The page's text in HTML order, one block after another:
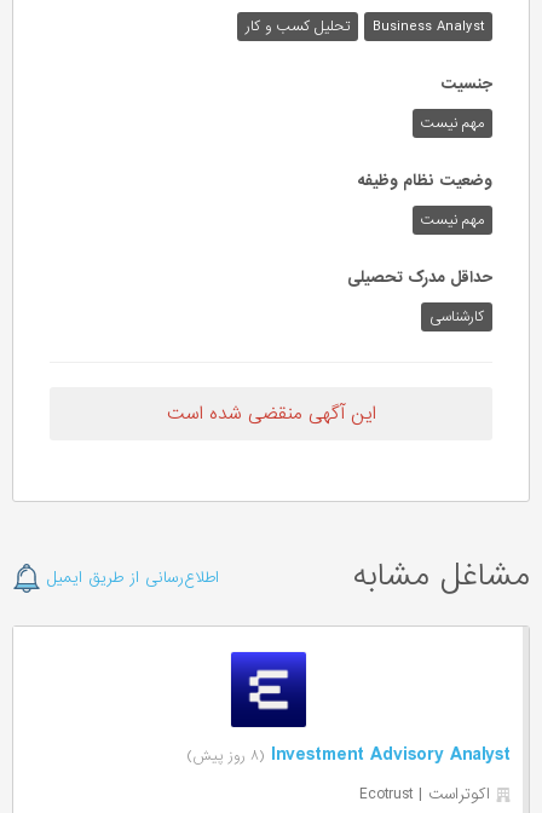
Business Analyst تحلیل کسب و کار
جنسیت
مهم نیست
وضعیت نظام وظیفه
مهم‌ نیست
حداقل مدرک تحصیلی
کارشناسی
این آگهی منقضی شده است
مشاغل مشابه اطلاع‌رسانی از طریق ایمیل
Investment Advisory Analyst (۸ روز پیش)
اکوتراست | Ecotrust